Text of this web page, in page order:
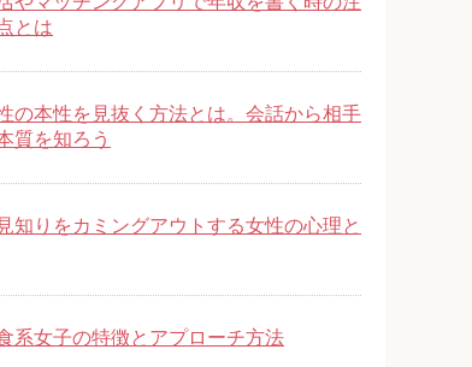
とは
の本性を見抜く方法とは。会話から相手
質を知ろう
知りをカミングアウトする女性の心理と
系女子の特徴とアプローチ方法